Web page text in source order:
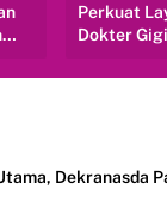
Perkuat
Dokter Gigi
Kebutuhan
Dekranasda